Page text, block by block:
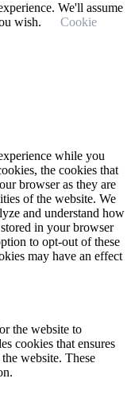
We'll assume
wish.
Cookie
while you
the cookies that
browser as they are
of the website. We
and understand how
in your browser
to opt-out of these
may have an effect
the website to
cookies that ensures
website. These